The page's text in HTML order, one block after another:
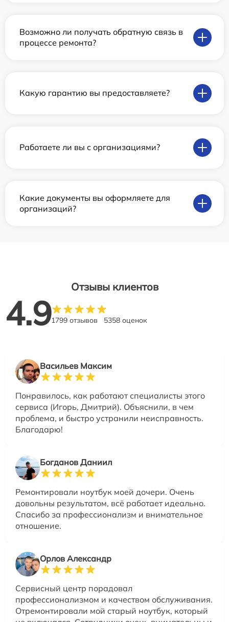
Возможно ли получать обратную связь в
процессе ремонта?
Какую гарантию вы предоставляете?
Работаете ли вы с организациями?
Какие документы вы оформляете для
организаций?
Отзывы клиентов
4.91799 отзывов 5358 оценок
Васильев Максим
Понравилось, как работают специалисты этого
сервиса (Игорь, Дмитрий). Объяснили, в чем
проблема, и быстро устранили неисправность.
Благодарю!
Богданов Даниил
Ремонтировали ноутбук моей дочери. Очень
довольны результатом, всё работает идеально.
Спасибо за профессионализм и внимательное
отношение.
Орлов Александр
Сервисный центр порадовал
профессионализмом и качеством обслуживания.
Отремонтировали мой старый ноутбук, который